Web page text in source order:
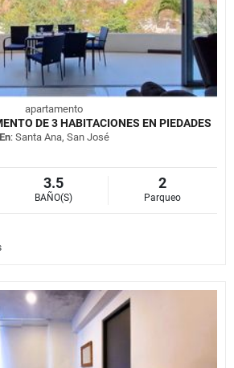
apartamento
DE 3 HABITACIONES EN PIEDADES
En: Santa Ana, San José
3.5
BAÑO(S)
2
Parqueo